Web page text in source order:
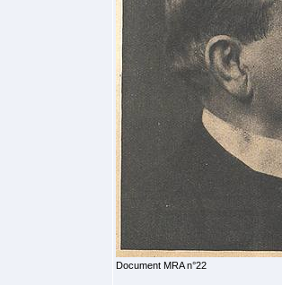
Document MRA n°22